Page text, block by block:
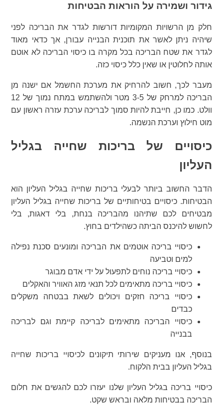
גידור ושמירה על הוראות הבטיחות
חלק מן הרשויות המקומיות דורשות לגדר את הבריכה לפני
שיהיה ניתן לאשר את תוכנית הבנייה עבורן, אך כדאי מאוד
לגדר את שטח הבריכה בכל מקרה בו כיסוי הבריכה לא אוטם
אותה לחלוטין או שאין כלל כיסוי כזה.
מעבר לכך, חשוב להרחיק את מערכת החשמל אם ישנה מן
הבריכה למרחק של 3-5 מטר ולהשתמש במתח נמוך של 12
וולט. כמו כן, חייבת להיות סמוך לבריכה ערכת עזרה ראשון עם
מוט חילוץ וערכת הנשמה.
כיסויים של בריכות שחייה בגליל
העליון
הדבר החשוב ביותר לבעלי בריכות שחייה בגליל העליון הוא
הבטיחות. כיסויים בטיחותיים של בריכות שחייה בגליל העליון
מבטיחים לכם שתיהנו מהבריכה בנחת, בלי דאגות, בלי
לחשוש להיכנס הביתה כשהילדים בחוץ.
כיסויי בריכה אוטמים את הבריכה ומונעים סכנת נפילה
למים וטביעה
כיסויי בריכה נוחים לתפעול על ידי אדם מבוגר
כיסויי בריכה מתאימים לכל תנאי מזג האוויר והאקלים
כיסויי בריכה חזקים ויכולים לשאת בבטחה משקלים
כבדים
כיסויי הבריכה מתאימים לבריכה קיימת וגם לבריכה
בבנייה
בנוסף, אנו מעניקים שירותי תיקונים לכיסויי בריכות שחייה
בגליל העליון בבית הלקוח.
כיסויי בריכה בגליל העליון שלנו יעזרו לכם להגשים את חלום
הבריכה בבטיחות מלאה ובראש שקט.